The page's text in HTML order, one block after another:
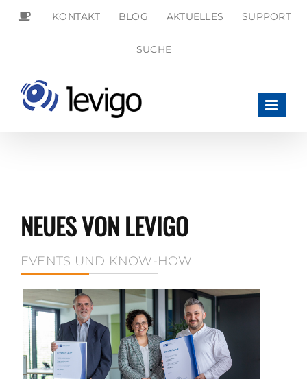
Zum
KONTAKT BLOG AKTUELLES SUPPORT
SUCHE
SEARCH
FOR:
NEUES VON LEVIGO
EVENTS UND KNOW-HOW